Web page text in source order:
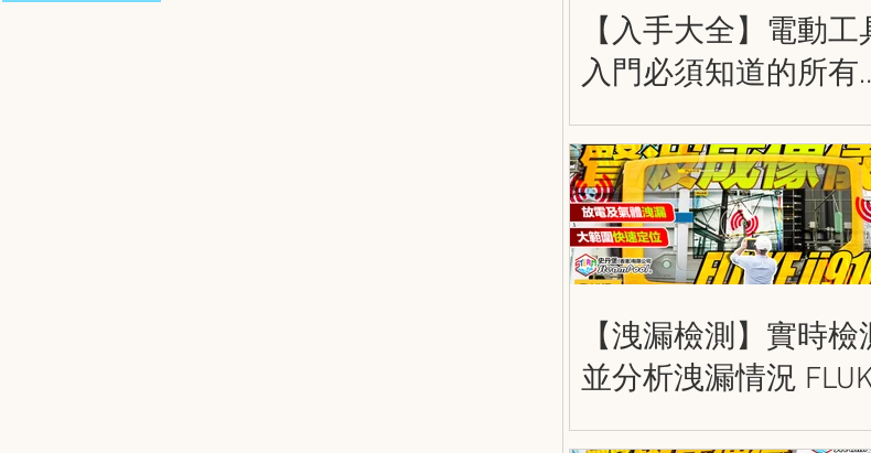
【入手大全】電動工
入門必須知道的所有
情 Powertool
Guide
【洩漏檢測】實時檢
並分析洩漏情況
ii910 精密聲波成像儀